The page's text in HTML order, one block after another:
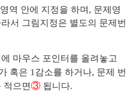
역 안에 지정을 하며, 문제영
서 그림지정은 별도의 문제번
마우스 포인터를 올려놓고
혹은 1감소를 하거나, 문제 번
적으면③ 됩니다.